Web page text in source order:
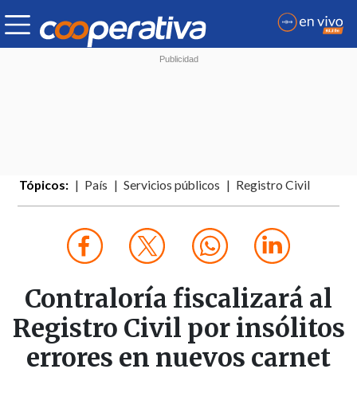
Tópicos: País Servicios públicos Registro Civil
Contraloría fiscalizará al
Registro Civil por insólitos
errores en nuevos carnet